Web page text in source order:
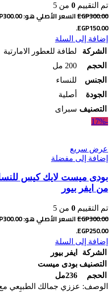
تم التقييم 0 من 5
EGP300.00 السعر الأصلي هو: EGP300.00.
EGP150.00.
إضافة إلى السلة
الشركة
لطافة للعطور الامارتية
الحجم
200 مل
الجنس
للنساء
الجودة
أصلية
التصنيف سبراى
-17%
عرض سريع
إضافة إلى مفضلة
من ايفر بيور
تم التقييم 0 من 5
EGP300.00 السعر الأصلي هو: EGP300.00.
EGP250.00.
إضافة إلى السلة
الشركة
ايفر بيور
التصنيف بودى ميست
الحجم
236مل